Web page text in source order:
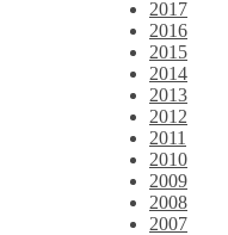
2017
2016
2015
2014
2013
2012
2011
2010
2009
2008
2007